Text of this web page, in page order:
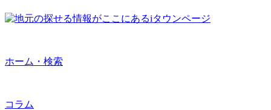
ホーム・検索
コラム